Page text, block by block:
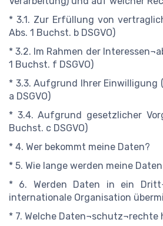
* 3.1. Zur Erfüllung von
Abs. 1 Buchst. b DSGVO)
* 3.2. Im Rahmen der
1 Buchst. f DSGVO)
* 3.3. Aufgrund Ihrer Einwilligung
a DSGVO)
* 3.4. Aufgrund gesetzlicher
Buchst. c DSGVO)
* 4. Wer bekommt meine Daten?
* 5. Wie lange werden meine
* 6. Werden Daten in ein
internationale Organisation
* 7. Welche Daten¬schutz¬rechte